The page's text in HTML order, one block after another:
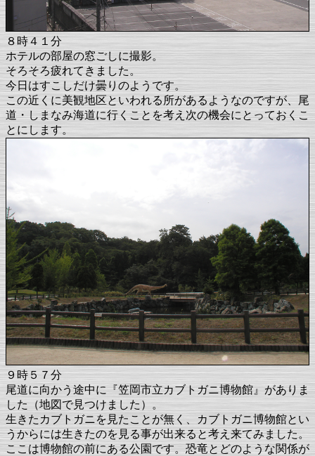
８時４１分
ホテルの部屋の窓ごしに撮影。
そろそろ疲れてきました。
今日はすこしだけ曇りのようです。
この近くに美観地区といわれる所があるようなのですが、尾
道・しまなみ海道に行くことを考え次の機会にとっておくこ
とにします。
９時５７分
尾道に向かう途中に『笠岡市立カブトガニ博物館』がありま
した（地図で見つけました）。
生きたカブトガニを見たことが無く、カブトガニ博物館とい
うからには生きたのを見る事が出来ると考え来てみました。
ここは博物館の前にある公園です。恐竜とどのような関係が